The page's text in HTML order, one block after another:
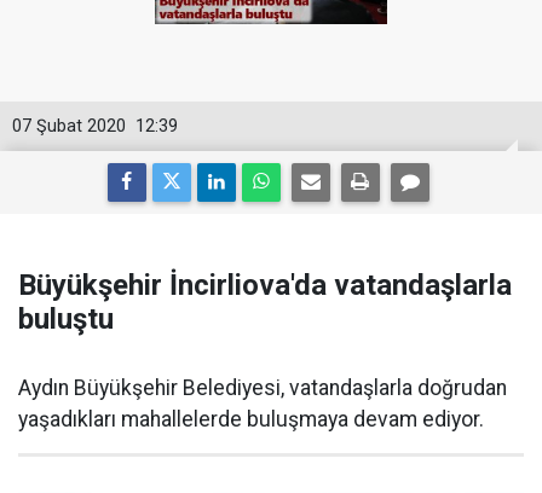
12:39
07 Şubat 2020
Büyükşehir İncirliova'da vatandaşlarla
buluştu
Aydın Büyükşehir Belediyesi, vatandaşlarla doğrudan
yaşadıkları mahallelerde buluşmaya devam ediyor.